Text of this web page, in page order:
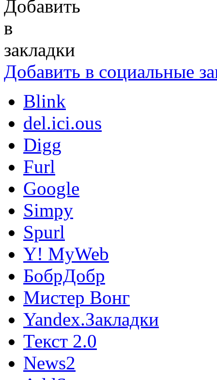
Добавить в социальные
Blink
del.ici.ous
Digg
Furl
Google
Simpy
Spurl
Y! MyWeb
БобрДобр
Мистер Вонг
Yandex.Закладки
Текст 2.0
News2